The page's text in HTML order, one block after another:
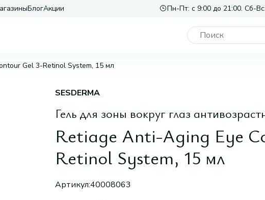
БлогАкции Пн-Пт: с 9:00 до 21:00. Сб-
Gel 3-Retinol System, 15 мл
SESDERMA
Гель для зоны вокруг глаз
Retiage Anti-Aging Eye
Retinol System, 15 мл
Артикул:40008063